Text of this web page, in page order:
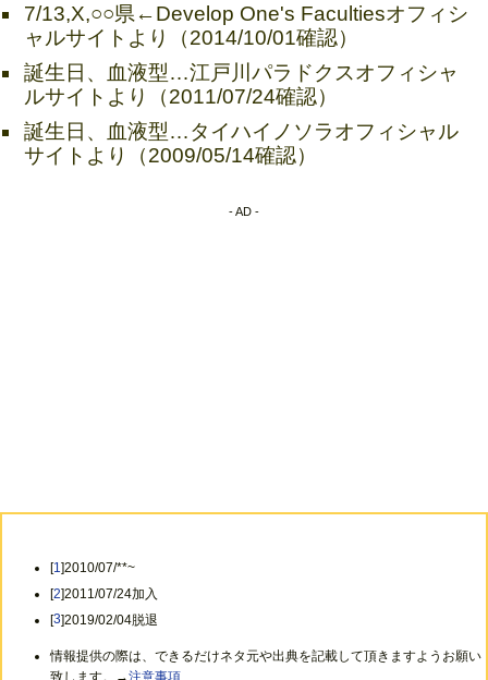
7/13,X,○○県←Develop One's Facultiesオフィシ
ャルサイトより（2014/10/01確認）
誕生日、血液型…江戸川パラドクスオフィシャ
ルサイトより（2011/07/24確認）
誕生日、血液型…タイハイノソラオフィシャル
サイトより（2009/05/14確認）
- AD -
[1]2010/07/**~
[2]2011/07/24加入
[3]2019/02/04脱退
情報提供の際は、できるだけネタ元や出典を記載して頂きますようお願い